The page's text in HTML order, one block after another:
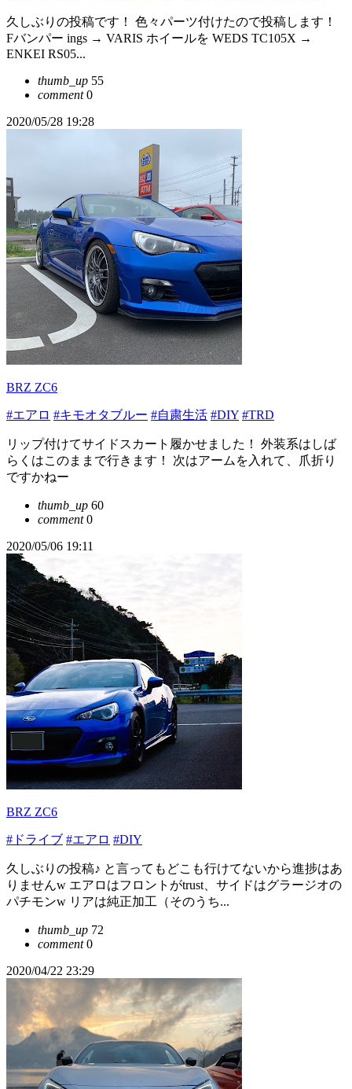
久しぶりの投稿です！ 色々パーツ付けたので投稿します！
Fバンパー ings → VARIS ホイールを WEDS TC105X →
ENKEI RS05...
thumb_up 55
comment0
2020/05/28 19:28
BRZ ZC6
#エアロ #キモオタブルー #自粛生活 #DIY #TRD
リップ付けてサイドスカート履かせました！ 外装系はしば
らくはこのままで行きます！ 次はアームを入れて、爪折り
ですかねー
thumb_up 60
comment0
2020/05/06 19:11
BRZ ZC6
#ドライブ #エアロ #DIY
久しぶりの投稿♪ と言ってもどこも行けてないから進捗はあ
りませんw エアロはフロントがtrust、サイドはグラージオの
パチモンw リアは純正加工（そのうち...
thumb_up 72
comment0
2020/04/22 23:29